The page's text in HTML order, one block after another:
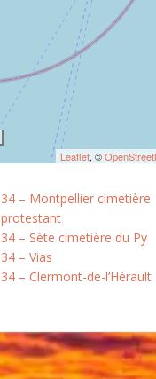
Leaflet, ©
34 – Montpellier cimetière
protestant
34 – Sète cimetière du Py
34 – Vias
34 – Clermont-de-l’Hérault